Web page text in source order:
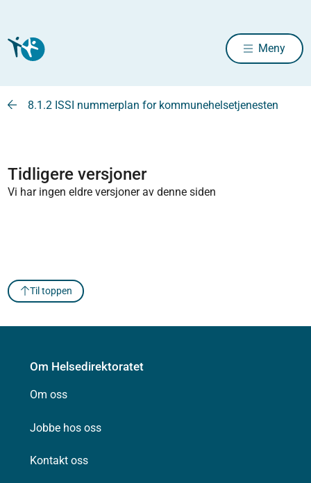
Meny
8.1.2 ISSI nummerplan for kommunehelsetjenesten
Tidligere versjoner
Vi har ingen eldre versjoner av denne siden
Til toppen
Om Helsedirektoratet
Om oss
Jobbe hos oss
Kontakt oss